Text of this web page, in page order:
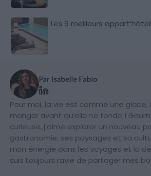
Les 6 meilleurs
Par Isabelle Fabio
Pour moi, la vie est comme une glace,
manger avant qu’elle ne fonde !
curieuse, j’aime explorer un nouveau
gastronomie, ses paysages et sa
mon énergie dans les voyages et la
suis toujours ravie de partager mes